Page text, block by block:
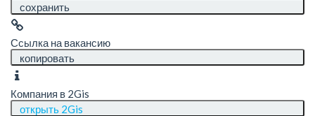
сохранить
Ссылка на вакансию
копировать
Компания в 2Gis
открыть 2Gis